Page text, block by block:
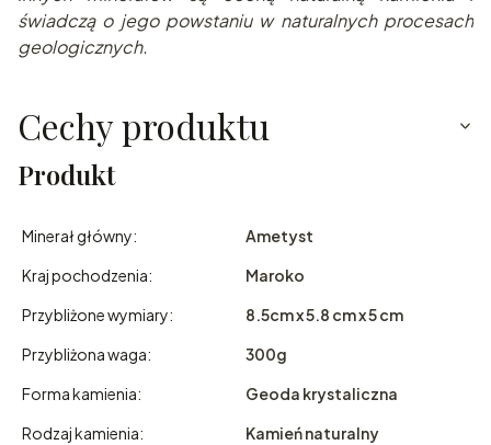
świadczą o jego powstaniu w naturalnych procesach
geologicznych.
Cechy produktu
Produkt
Minerał główny:
Ametyst
Kraj pochodzenia:
Maroko
Przybliżone wymiary:
8.5cm x 5.8 cm x 5 cm
Przybliżona waga:
300g
Forma kamienia:
Geoda krystaliczna
Rodzaj kamienia:
Kamień naturalny